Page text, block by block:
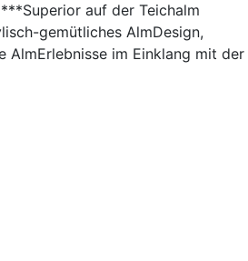
auf der Teichalm
gemütliches AlmDesign,
AlmErlebnisse im Einklang mit der